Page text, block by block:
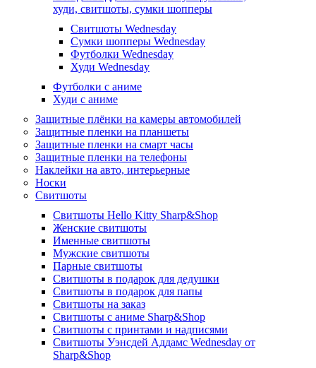
худи, свитшоты, сумки шопперы
Свитшоты Wednesday
Сумки шопперы Wednesday
Футболки Wednesday
Худи Wednesday
Футболки с аниме
Худи с аниме
Защитные плёнки на камеры автомобилей
Защитные пленки на планшеты
Защитные пленки на смарт часы
Защитные пленки на телефоны
Наклейки на авто, интерьерные
Носки
Свитшоты
Cвитшоты Hello Kitty Sharp&Shop
Женские свитшоты
Именные свитшоты
Мужские свитшоты
Парные свитшоты
Свитшоты в подарок для дедушки
Свитшоты в подарок для папы
Свитшоты на заказ
Свитшоты с аниме Sharp&Shop
Свитшоты с принтами и надписями
Свитшоты Уэнсдей Аддамс Wednesday от
Sharp&Shop